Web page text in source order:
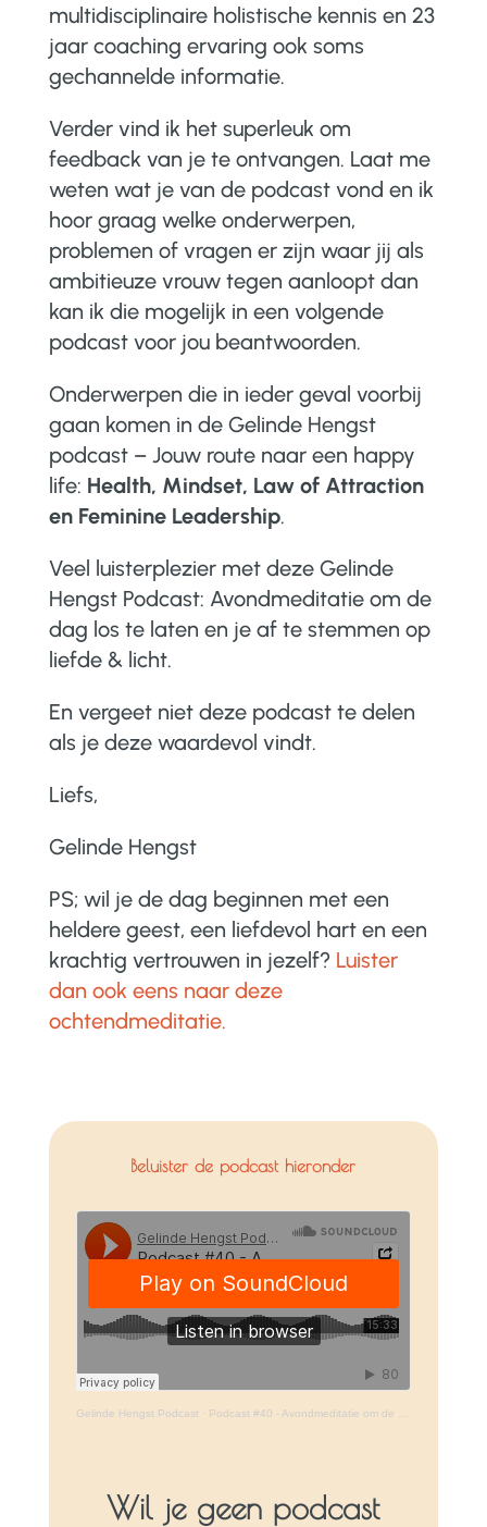
multidisciplinaire holistische kennis en 23
jaar coaching ervaring ook soms
gechannelde informatie.
Verder vind ik het superleuk om
feedback van je te ontvangen. Laat me
weten wat je van de podcast vond en ik
hoor graag welke onderwerpen,
problemen of vragen er zijn waar jij als
ambitieuze vrouw tegen aanloopt dan
kan ik die mogelijk in een volgende
podcast voor jou beantwoorden.
Onderwerpen die in ieder geval voorbij
gaan komen in de Gelinde Hengst
podcast – Jouw route naar een happy
life: Health, Mindset, Law of Attraction
en Feminine Leadership.
Veel luisterplezier met deze Gelinde
Hengst Podcast: Avondmeditatie om de
dag los te laten en je af te stemmen op
liefde & licht.
En vergeet niet deze podcast te delen
als je deze waardevol vindt.
Liefs,
Gelinde Hengst
PS; wil je de dag beginnen met een
heldere geest, een liefdevol hart en een
krachtig vertrouwen in jezelf? Luister
dan ook eens naar deze
ochtendmeditatie.
Beluister de podcast hieronder
Gelinde Hengst Podcast · Podcast #40 - Avondmeditatie om de dag los te laten en je af te stemmen op Liefde & Licht
Wil je geen podcast